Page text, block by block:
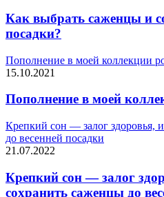
Как выбрать саженцы и
посадки?
Пополнение в моей коллекции
15.10.2021
Пополнение в моей
Крепкий сон — залог здоровья,
до весенней посадки
21.07.2022
Крепкий сон — залог
сохранить саженцы до